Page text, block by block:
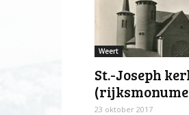
Weert
St.-Joseph
23 oktober 2017